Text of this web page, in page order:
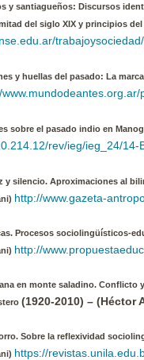
y santiagueños: Discursos
del siglo XIX y principios
y huellas del pasado: La
sobre el pasado indio en
rev/ieg/ieg_24/14-
y silencio. Aproximaciones al
http://www.gazeta-
Procesos sociolingüísticos-
http://
en monte saladino. Conflicto
(1920-2010) – (Héctor
Sobre la reflexividad
https://